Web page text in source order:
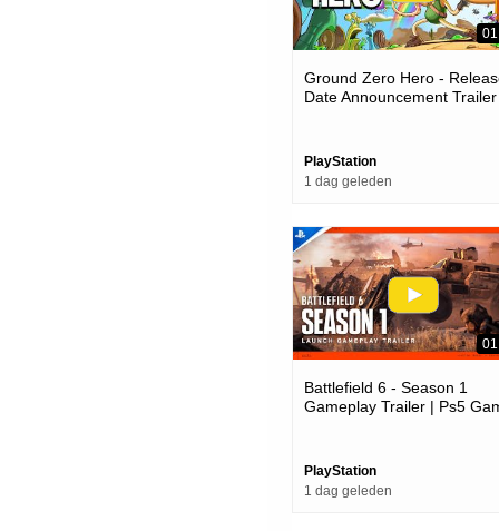
Ground Zero Hero -
Date Announcement
PlayStation
1 dag geleden
Battlefield 6 - Season 1
Gameplay Trailer | Ps5
PlayStation
1 dag geleden